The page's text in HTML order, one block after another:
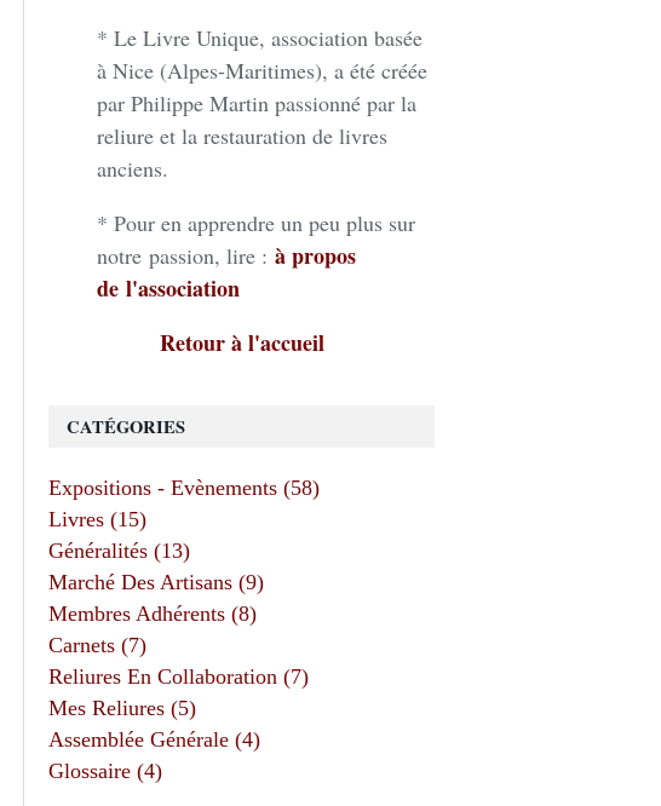
CATÉGORIES
Expositions - Evènements (58)
Livres (15)
Généralités (13)
Marché Des Artisans (9)
Membres Adhérents (8)
Carnets (7)
Reliures En Collaboration (7)
Mes Reliures (5)
Assemblée Générale (4)
Glossaire (4)
* Le Livre Unique, association basée
à Nice (Alpes-Maritimes), a été créée
par Philippe Martin passionné par la
reliure et la restauration de livres
anciens.
* Pour en apprendre un peu plus sur
notre passion, lire : à propos
de l'association
Retour à l'accueil